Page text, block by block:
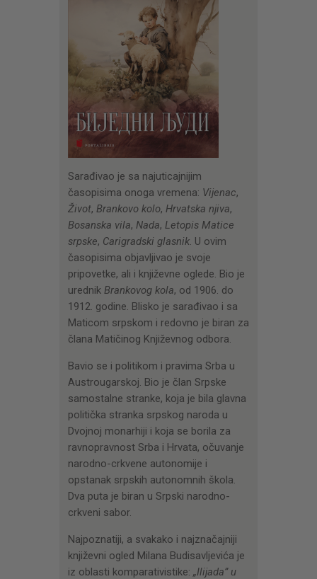
Sarađivao je sa najuticajnijim
časopisima onoga vremena: Vijenac,
Život, Brankovo kolo, Hrvatska njiva,
Bosanska vila, Nada, Letopis Matice
srpske, Carigradski glasnik. U ovim
časopisima objavljivao je svoje
pripovetke, ali i književne oglede. Bio je
urednik Brankovog kola, od 1906. do
1912. godine. Blisko je sarađivao i sa
Maticom srpskom i redovno je biran za
člana Matičinog Književnog odbora.
Bavio se i politikom i pravima Srba u
Austrougarskoj. Bio je član Srpske
samostalne stranke, koja je bila glavna
politička stranka srpskog naroda u
Dvojnoj monarhiji i koja se borila za
ravnopravnost Srba i Hrvata, očuvanje
narodno-crkvene autonomije i
opstanak srpskih autonomnih škola.
Dva puta je biran u Srpski narodno-
crkveni sabor.
Najpoznatiji, a svakako i najznačajniji
književni ogled Milana Budisavljevića je
iz oblasti komparativistike: „Ilijada” u